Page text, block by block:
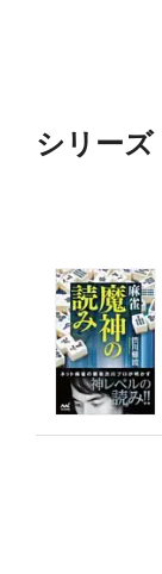
シリーズ